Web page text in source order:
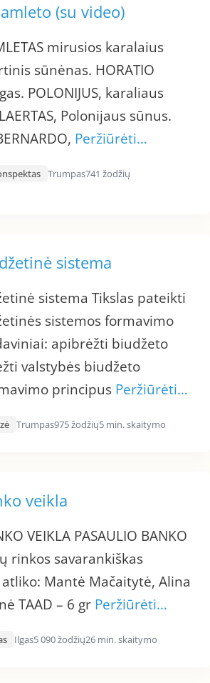
(su video)
mirusios karalaius
sūnėnas. HORATIO
POLONIJUS, karaliaus
Polonijaus sūnus.
Peržiūrėti…
Trumpas741 žodžių
sistema
sistema Tikslas pateikti
sistemos formavimo
apibrėžti biudžeto
valstybės biudžeto
principus Peržiūrėti…
Trumpas975 žodžių5 min. skaitymo
veikla
VEIKLA PASAULIO BANKO
rinkos savarankiškas
Mantė Mačaitytė, Alina
TAAD – 6 gr Peržiūrėti…
Ilgas5 090 žodžių26 min. skaitymo